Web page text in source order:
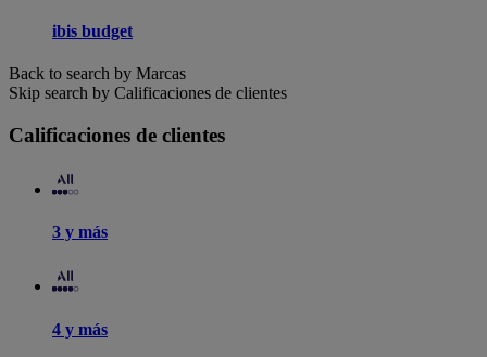
ibis budget
Back to search by Marcas
Skip search by Calificaciones de clientes
Calificaciones de clientes
3 y más
4 y más